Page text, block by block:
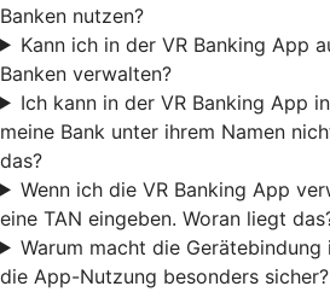
Banken nutzen?
Kann ich in der VR Banking App
Banken verwalten?
Ich kann in der VR Banking App
meine Bank unter ihrem Namen
das?
Wenn ich die VR Banking App
eine TAN eingeben. Woran liegt
Warum macht die Gerätebindung
die App-Nutzung besonders sicher?